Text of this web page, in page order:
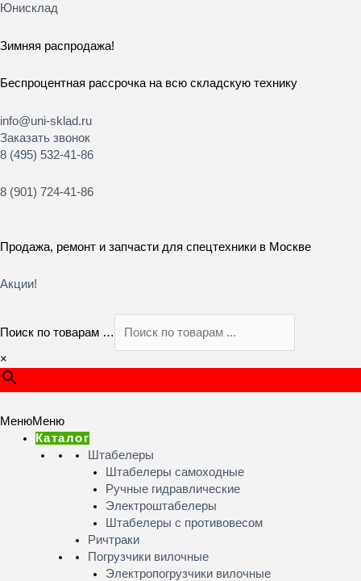
Перейти
содержимому
Юнисклад
Зимняя распродажа!
Беспроцентная рассрочка на всю складскую технику
info@uni-sklad.ru
Заказать звонок
8 (495) 532-41-86
8 (901) 724-41-86
Продажа, ремонт и запчасти для спецтехники в Москве
Акции!
Поиск по товарам …
×
МенюМеню
Каталог
Штабелеры
Штабелеры самоходные
Ручные гидравлические
Электроштабелеры
Штабелеры с противовесом
Ричтраки
Погрузчики вилочные
Электропогрузчики вилочные